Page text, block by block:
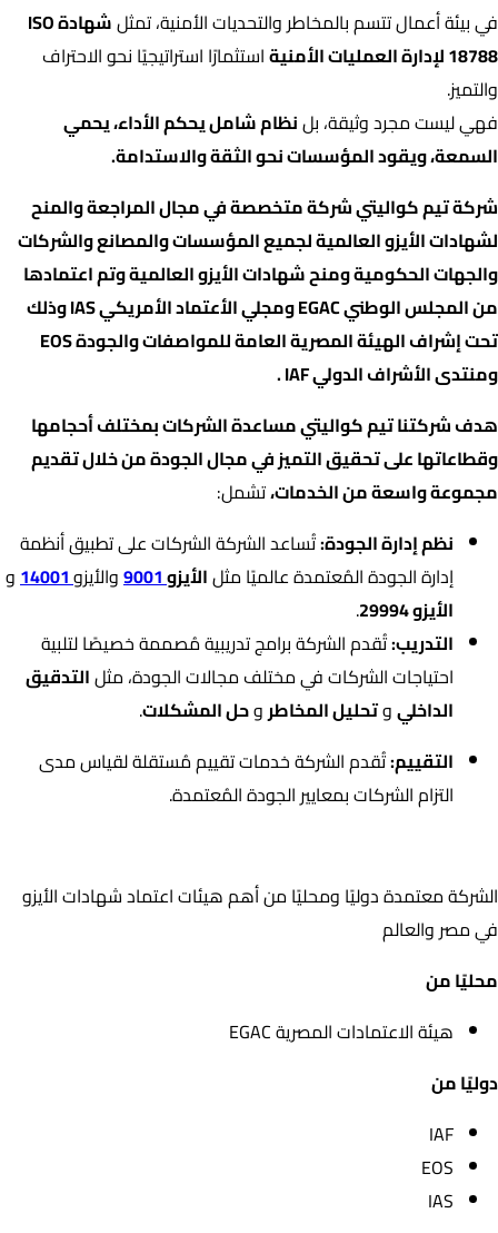
في بيئة أعمال تتسم بالمخاطر والتحديات الأمنية، تمثل
شهادة ISO
18788 لإدارة العمليات الأمنية
استثمارًا استراتيجيًا نحو الاحتراف
والتميز.
فهي ليست مجرد وثيقة، بلنظام شامل يحكم الأداء، يحمي
السمعة، ويقود المؤسسات نحو الثقة والاستدامة.
شركة تيم كواليتي شركة متخصصة في مجال المراجعة والمنح
لشهادات الأيزو العالمية لجميع المؤسسات والمصانع والشركات
والجهات الحكومية ومنح شهادات الأيزو العالمية وتم اعتمادها
من المجلس الوطني EGAC ومجلي الأعتماد الأمريكي IAS وذلك
تحت إشراف الهيئة المصرية العامة للمواصفات والجودة EOS
ومنتدى الأشراف الدولي IAF .
هدف شركتنا تيم كواليتي مساعدة الشركات بمختلف أحجامها
وقطاعاتها على تحقيق التميز في مجال الجودة من خلال تقديم
مجموعة واسعة من الخدمات،تشمل:
نظم إدارة الجودة:تُساعد الشركة الشركات على تطبيق أنظمة
إدارة الجودة المُعتمدة عالميًا مثلالأيزو9001والأيزو14001و
الأيزو 29994
.
التدريب:تُقدم الشركة برامج تدريبية مُصممة خصيصًا لتلبية
احتياجات الشركات في مختلف مجالات الجودة، مثلالتدقيق
الداخليوتحليل المخاطر وحل المشكلات.
التقييم:تُقدم الشركة خدمات تقييم مُستقلة لقياس مدى
التزام الشركات بمعايير الجودة المُعتمدة.
الشركة معتمدة دوليًا ومحليًا من أهم هيئات اعتماد شهادات الأيزو
في مصر والعالم
محليًا من
هيئة الاعتمادات المصرية EGAC
دوليًا من
IAF
EOS
IAS